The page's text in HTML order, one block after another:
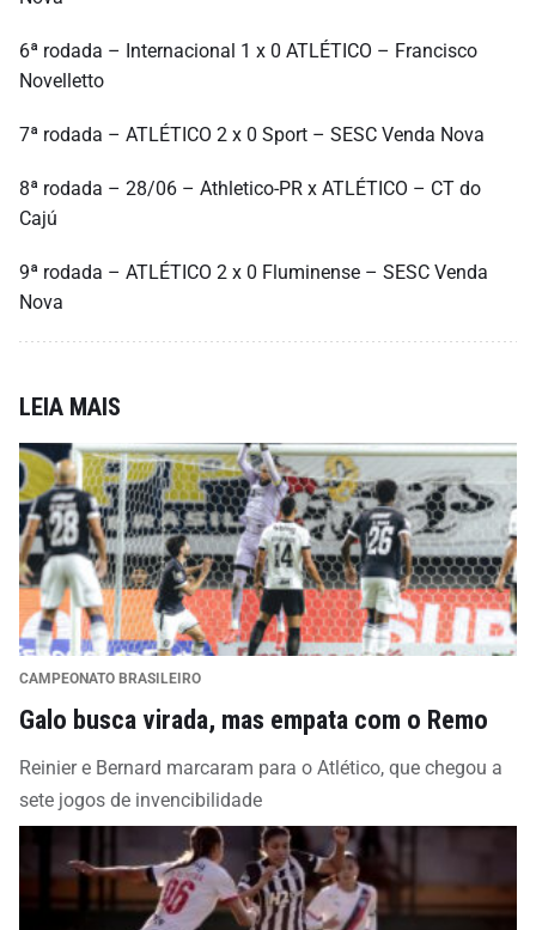
6ª rodada – Internacional 1 x 0 ATLÉTICO – Francisco
Novelletto
7ª rodada – ATLÉTICO 2 x 0 Sport – SESC Venda Nova
8ª rodada – 28/06 – Athletico-PR x ATLÉTICO – CT do
Cajú
9ª rodada – ATLÉTICO 2 x 0 Fluminense – SESC Venda
Nova
LEIA MAIS
CAMPEONATO BRASILEIRO
Galo busca virada, mas empata com o Remo
Reinier e Bernard marcaram para o Atlético, que chegou a
sete jogos de invencibilidade